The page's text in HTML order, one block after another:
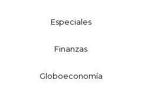
Especiales
Finanzas
Globoeconomía